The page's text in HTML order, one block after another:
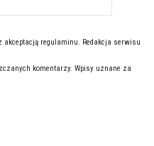
akceptacją regulaminu. Redakcja serwisu
komentarzy. Wpisy uznane za